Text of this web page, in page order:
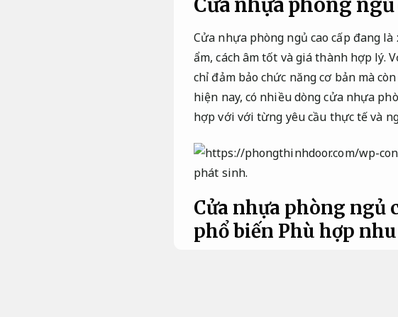
Cửa nhựa phòng
Cửa nhựa phòng ngủ cao cấp đang
ẩm, cách âm tốt và giá thành hợp lý.
chỉ đảm bảo chức năng cơ bản mà
hiện nay, có nhiều dòng cửa nhựa
hợp với với từng yêu cầu thực tế và
phát sinh.
Cửa nhựa phòng ngủ
phổ biến Phù hợp